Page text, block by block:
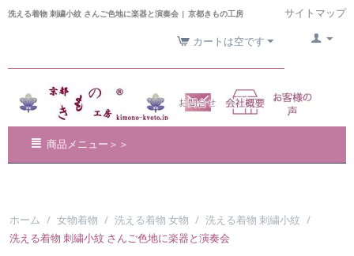
洗える着物 刺繍小紋 さんご色地に楽器と演奏会 | 京都きもの工房
サイトマップ
カートは空です
商品メニュー＞＞
ホーム / 女物着物 / 洗える着物 女物 / 洗える着物 刺繍小紋 /
洗える着物 刺繍小紋 さんご色地に楽器と演奏会